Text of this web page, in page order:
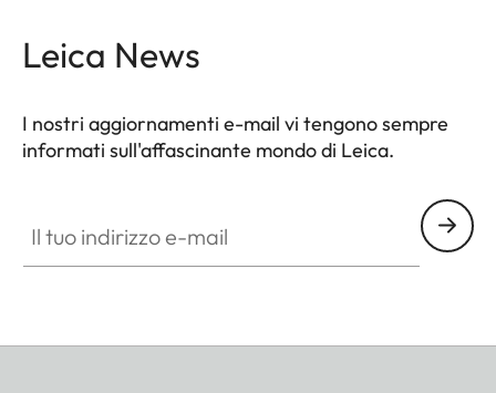
Leica News
I nostri aggiornamenti e-mail vi tengono sempre
informati sull'affascinante mondo di Leica.